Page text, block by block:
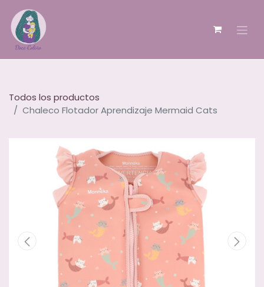
Todos los productos
Chaleco Flotador Aprendizaje Mermaid Cats